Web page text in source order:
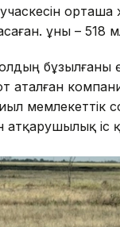
Құны – 518
бұзылғаны
аталған
іс